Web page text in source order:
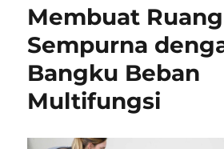
Membuat
Sempurna
Bangku Beban
Multifungsi